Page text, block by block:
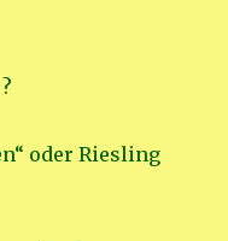
oder Riesling